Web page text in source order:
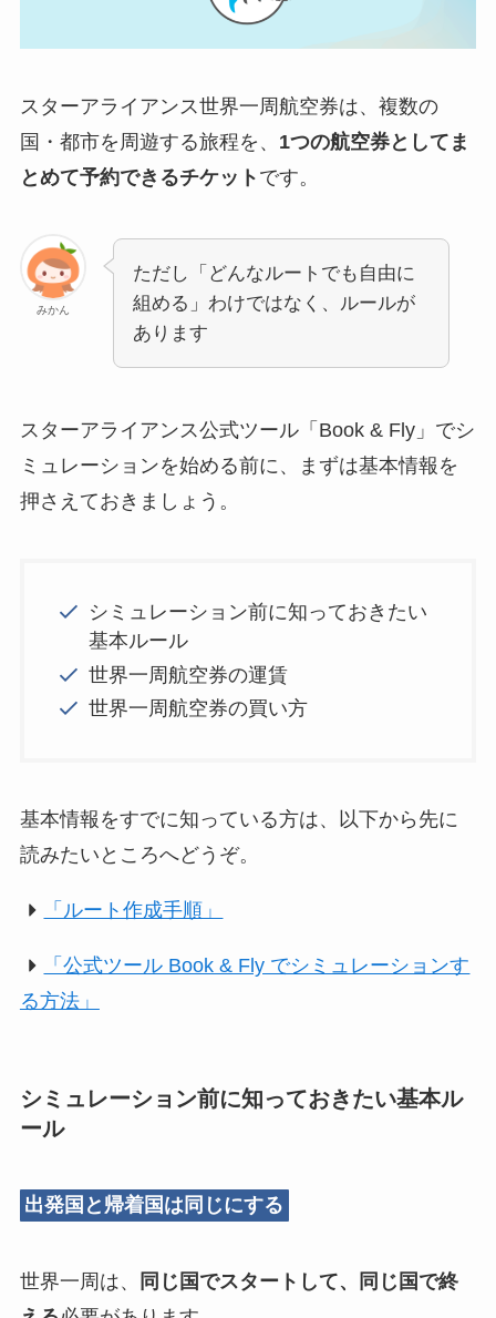
スターアライアンス世界一周航空券は、複数の
国・都市を周遊する旅程を、 1つの航空券としてま
とめて予約できるチケット です。
みかん
ただし「どんなルートでも自由に
組める」わけではなく、ルールが
あります
スターアライアンス公式ツール「Book & Fly」でシ
ミュレーションを始める前に、まずは基本情報を
押さえておきましょう。
シミュレーション前に知っておきたい
基本ルール
世界一周航空券の運賃
世界一周航空券の買い方
基本情報をすでに知っている方は、以下から先に
読みたいところへどうぞ。
「ルート作成手順」
「公式ツール Book & Fly でシミュレーションす
る方法」
シミュレーション前に知っておきたい基本ル
ール
出発国と帰着国は同じにする
世界一周は、
同じ国でスタートして、同じ国で終